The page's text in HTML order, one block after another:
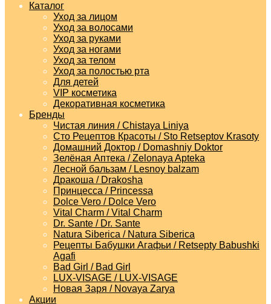
Каталог
Уход за лицом
Уход за волосами
Уход за руками
Уход за ногами
Уход за телом
Уход за полостью рта
Для детей
VIP косметика
Декоративная косметика
Бренды
Чистая линия / Chistaya Liniya
Сто Рецептов Красоты / Sto Retseptov Krasoty
Домашний Доктор / Domashniy Doktor
Зелёная Аптека / Zelonaya Apteka
Лесной бальзам / Lesnoy balzam
Дракоша / Drakosha
Принцесса / Princessa
Dolce Vero / Dolce Vero
Vital Charm / Vital Charm
Dr. Sante / Dr. Sante
Natura Siberica / Natura Siberica
Рецепты Бабушки Агафьи / Retsepty Babushki
Agafi
Bad Girl / Bad Girl
LUX-VISAGE / LUX-VISAGE
Новая Заря / Novaya Zarya
Акции